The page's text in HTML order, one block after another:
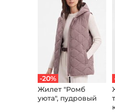
-20%
Жилет "Ромб
уюта", пудровый